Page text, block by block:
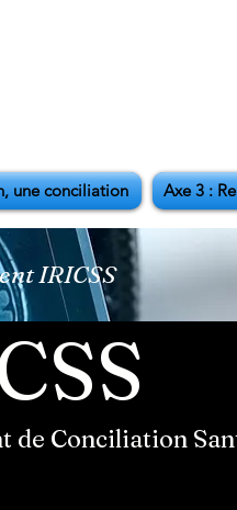
une conciliation Axe 3 :
IRICSS
de Conciliation